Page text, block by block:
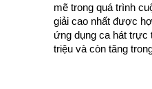
mẽ trong quá trình
giải cao nhất được
ứng dụng ca hát trực
triệu và còn tăng